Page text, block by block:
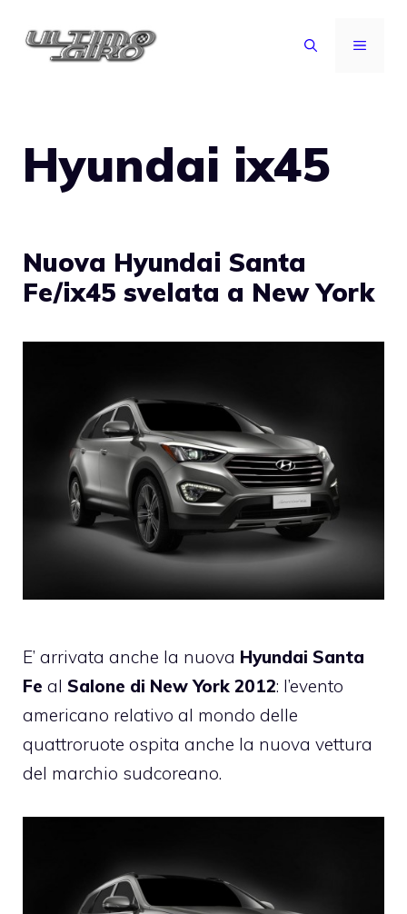
MENU
Hyundai ix45
Nuova Hyundai Santa
Fe/ix45 svelata a New York
E’ arrivata anche la nuova Hyundai Santa
Fe al Salone di New York 2012: l’evento
americano relativo al mondo delle
quattroruote ospita anche la nuova vettura
del marchio sudcoreano.